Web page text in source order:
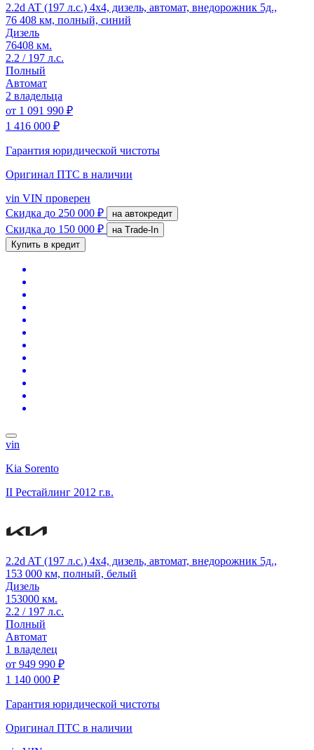
2.2d AT (197 л.с.) 4x4, дизель, автомат, внедорожник 5д.,
76 408 км, полный, синий
Дизель
76408 км.
2.2 / 197 л.с.
Полный
Автомат
2 владельца
от 1 091 990 ₽
1 416 000 ₽
Гарантия юридической чистоты
Оригинал ПТС в наличии
vin VIN проверен
Скидка до 250 000 ₽ на автокредит
Скидка до 150 000 ₽
на Trade-In
Купить в кредит
vin
Kia Sorento
II Рестайлинг 2012 г.в.
2.2d AT (197 л.с.) 4x4, дизель, автомат, внедорожник 5д.,
153 000 км, полный, белый
Дизель
153000 км.
2.2 / 197 л.с.
Полный
Автомат
1 владелец
от 949 990 ₽
1 140 000 ₽
Гарантия юридической чистоты
Оригинал ПТС в наличии